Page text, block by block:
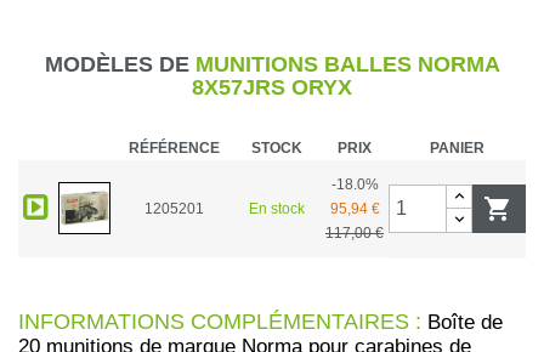
MODÈLES DEMUNITIONS BALLES NORMA
8X57JRS ORYX
RÉFÉRENCE STOCK PRIX PANIER
1205201 En stock
-18.0%
95,94 €
117,00 €

INFORMATIONS COMPLÉMENTAIRES : Boîte de
20 munitions de marque Norma pour carabines de